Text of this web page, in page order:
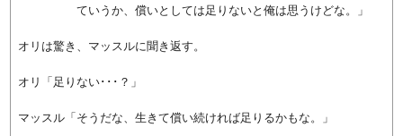
ていうか、償いとしては足りないと俺は思うけどな。」
オリは驚き、マッスルに聞き返す。
オリ「足りない･･･？」
マッスル「そうだな、生きて償い続ければ足りるかもな。」